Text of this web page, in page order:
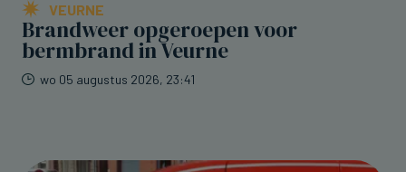
VEURNE
Brandweer opgeroepen voor
bermbrand in Veurne
wo 05 augustus 2026, 23:41